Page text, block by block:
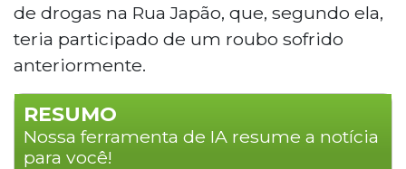
de drogas na Rua Japão, que, segundo ela,
teria participado de um roubo sofrido
anteriormente.
RESUMO
Nossa ferramenta de IA resume a notícia
para você!